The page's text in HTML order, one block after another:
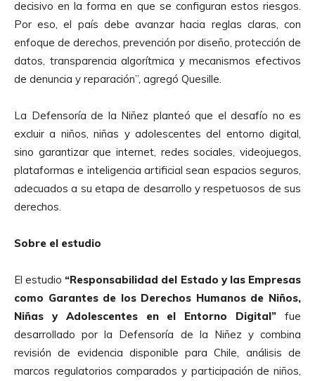
decisivo en la forma en que se configuran estos riesgos.
Por eso, el país debe avanzar hacia reglas claras, con
enfoque de derechos, prevención por diseño, protección de
datos, transparencia algorítmica y mecanismos efectivos
de denuncia y reparación”, agregó Quesille.
La Defensoría de la Niñez planteó que el desafío no es
excluir a niños, niñas y adolescentes del entorno digital,
sino garantizar que internet, redes sociales, videojuegos,
plataformas e inteligencia artificial sean espacios seguros,
adecuados a su etapa de desarrollo y respetuosos de sus
derechos.
Sobre el estudio
El estudio “Responsabilidad del Estado y las Empresas
como Garantes de los Derechos Humanos de Niños,
Niñas y Adolescentes en el Entorno Digital” fue
desarrollado por la Defensoría de la Niñez y combina
revisión de evidencia disponible para Chile, análisis de
marcos regulatorios comparados y participación de niños,